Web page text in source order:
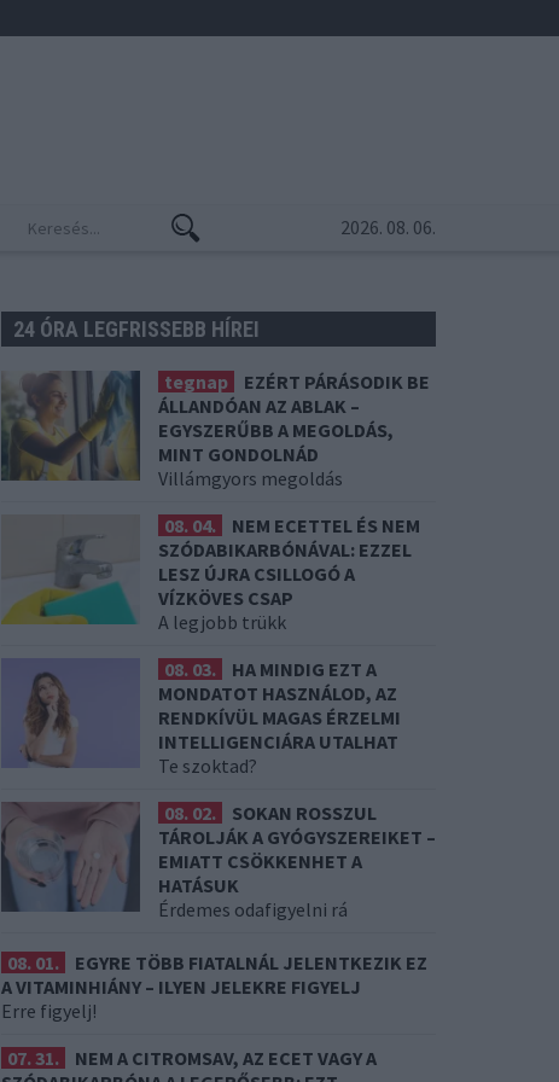
2026. 08. 06.
24 ÓRA LEGFRISSEBB HÍREI
tegnap
EZÉRT PÁRÁSODIK BE
ÁLLANDÓAN AZ ABLAK –
EGYSZERŰBB A MEGOLDÁS,
MINT GONDOLNÁD
Villámgyors megoldás
08. 04.
NEM ECETTEL ÉS NEM
SZÓDABIKARBÓNÁVAL: EZZEL
LESZ ÚJRA CSILLOGÓ A
VÍZKÖVES CSAP
A legjobb trükk
08. 03.
HA MINDIG EZT A
MONDATOT HASZNÁLOD, AZ
RENDKÍVÜL MAGAS ÉRZELMI
INTELLIGENCIÁRA UTALHAT
Te szoktad?
08. 02.
SOKAN ROSSZUL
TÁROLJÁK A GYÓGYSZEREIKET –
EMIATT CSÖKKENHET A
HATÁSUK
Érdemes odafigyelni rá
08. 01.
EGYRE TÖBB FIATALNÁL JELENTKEZIK EZ
A VITAMINHIÁNY – ILYEN JELEKRE FIGYELJ
Erre figyelj!
07. 31.
NEM A CITROMSAV, AZ ECET VAGY A